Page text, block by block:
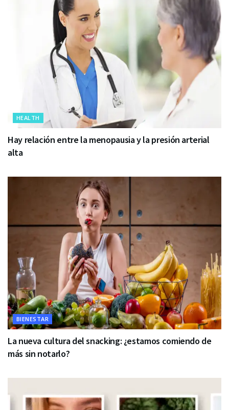
HEALTH
Hay relación entre la menopausia y la presión arterial
alta
BIENESTAR
La nueva cultura del snacking: ¿estamos comiendo de
más sin notarlo?